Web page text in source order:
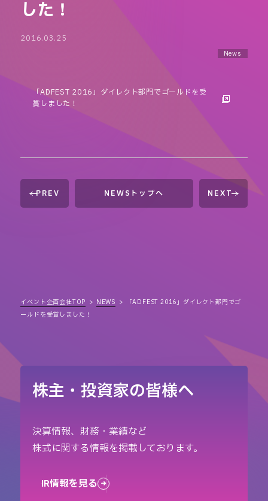
した！
2016.03.25
News
「ADFEST 2016」ダイレクト部門でゴールドを受
賞しました！
PREV NEWSトップへ NEXT
イベント企画会社TOP NEWS
「ADFEST 2016」ダイレクト部門でゴ
ールドを受賞しました！
株主・投資家の皆様へ
決算情報、財務・業績など
株式に関する情報を掲載しております。
IR情報を見る